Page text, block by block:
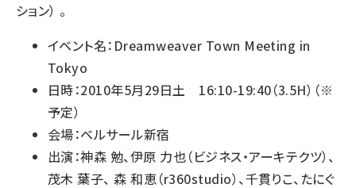
ション） 。
イベント名：Dreamweaver Town Meeting in
Tokyo
日時：2010年5月29日土 16:10-19:40（3.5H）（※
予定）
会場：ベルサール新宿
出演：神森 勉、伊原 力也（ビジネス・アーキテクツ）、
茂木 葉子、 森 和恵（r360studio）、千貫りこ、たにぐ